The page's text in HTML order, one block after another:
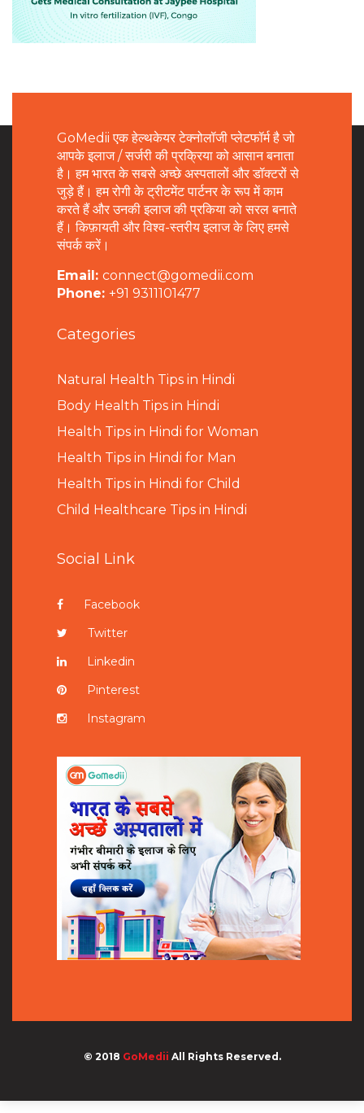
GoMedii एक हेल्थकेयर टेक्नोलॉजी प्लेटफॉर्म है जो
आपके इलाज / सर्जरी की प्रक्रिया को आसान बनाता
है। हम भारत के सबसे अच्छे अस्पतालों और डॉक्टरों से
जुड़े हैं। हम रोगी के ट्रीटमेंट पार्टनर के रूप में काम
करते हैं और उनकी इलाज की प्रकिया को सरल बनाते
हैं। किफ़ायती और विश्व-स्तरीय इलाज के लिए हमसे
संपर्क करें।
Email: connect@gomedii.com
Phone: +91 9311101477
Categories
Natural Health Tips in Hindi
Body Health Tips in Hindi
Health Tips in Hindi for Woman
Health Tips in Hindi for Man
Health Tips in Hindi for Child
Child Healthcare Tips in Hindi
Social Link
Facebook
Twitter
Linkedin
Pinterest
Instagram
© 2018 GoMedii All Rights Reserved.